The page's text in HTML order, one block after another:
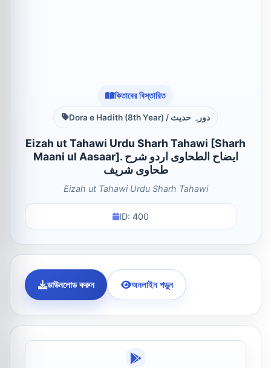
কিতাবের বিস্তারিত
Dora e Hadith (8th Year) / دورہ حدیث
Eizah ut Tahawi Urdu Sharh Tahawi [Sharh
Maani ul Aasaar]. ایضاح الطحاوی اردو شرح
طحاوی شریف
Eizah ut Tahawi Urdu Sharh Tahawi
ID: 400
ডাউনলোড করুন অনলাইন পড়ুন